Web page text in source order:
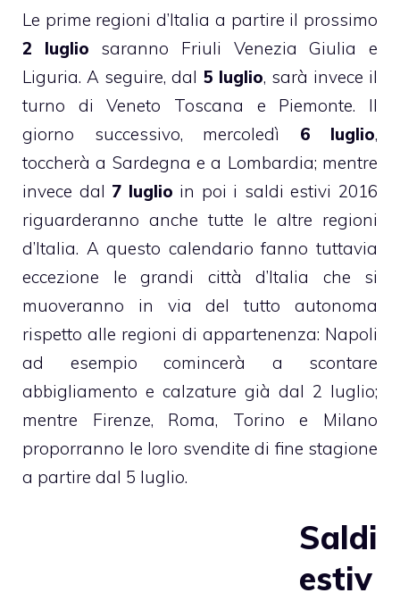
Le prime regioni d’Italia a partire il prossimo
2 luglio saranno Friuli Venezia Giulia e
Liguria. A seguire, dal 5 luglio, sarà invece il
turno di Veneto Toscana e Piemonte. Il
giorno successivo, mercoledì 6 luglio,
toccherà a Sardegna e a Lombardia; mentre
invece dal 7 luglio in poi i saldi estivi 2016
riguarderanno anche tutte le altre regioni
d’Italia. A questo calendario fanno tuttavia
eccezione le grandi città d’Italia che si
muoveranno in via del tutto autonoma
rispetto alle regioni di appartenenza: Napoli
ad esempio comincerà a scontare
abbigliamento e calzature già dal 2 luglio;
mentre Firenze, Roma, Torino e Milano
proporranno le loro svendite di fine stagione
a partire dal 5 luglio.
Saldi
estiv